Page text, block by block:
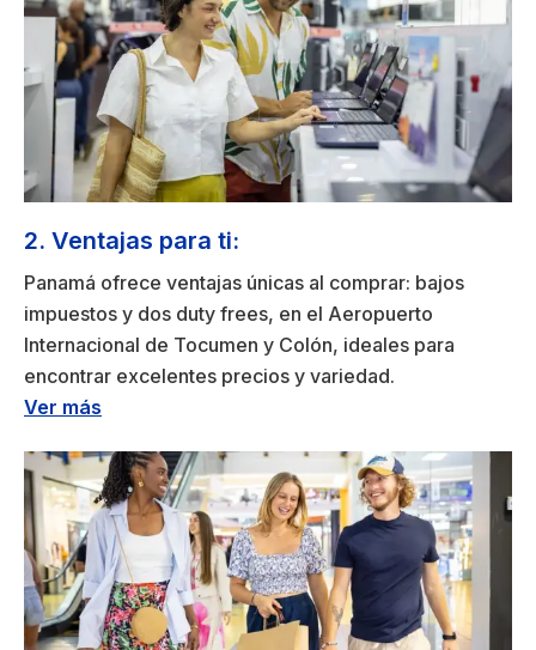
2. Ventajas para ti:
Panamá ofrece ventajas únicas al comprar: bajos
impuestos y dos duty frees, en el Aeropuerto
Internacional de Tocumen y Colón, ideales para
encontrar excelentes precios y variedad.
Ver más